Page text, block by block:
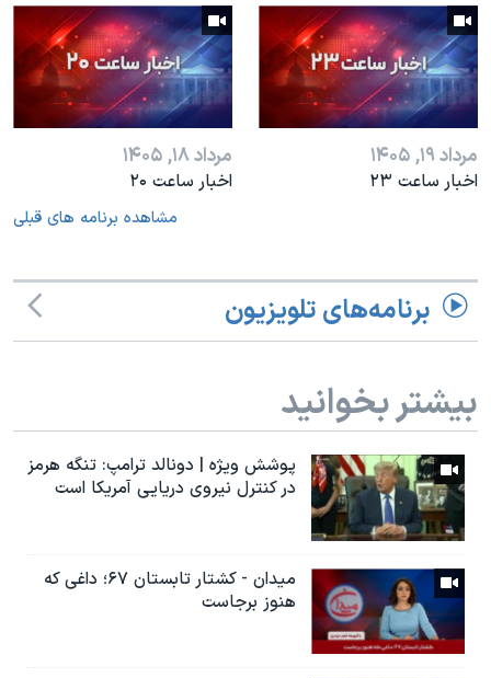
مرداد ۱۹, ۱۴۰۵
اخبار ساعت ۲۳
مرداد ۱۸, ۱۴۰۵
اخبار ساعت ۲۰
مشاهده برنامه های قبلی
برنامه‌های تلویزیون
بیشتر بخوانید
پوشش ویژه | دونالد ترامپ: تنگه هرمز
در کنترل نیروی دریایی آمریکا است
میدان - کشتار تابستان ۶۷؛ داغی که
هنوز برجاست